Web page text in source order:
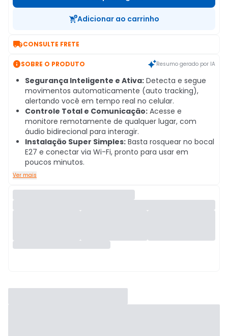
Adicionar ao carrinho
CONSULTE FRETE
SOBRE O PRODUTO Resumo gerado por IA
Segurança Inteligente e Ativa: Detecta e segue
movimentos automaticamente (auto tracking),
alertando você em tempo real no celular.
Controle Total e Comunicação: Acesse e
monitore remotamente de qualquer lugar, com
áudio bidirecional para interagir.
Instalação Super Simples: Basta rosquear no bocal
E27 e conectar via Wi-Fi, pronto para usar em
poucos minutos.
Ver mais